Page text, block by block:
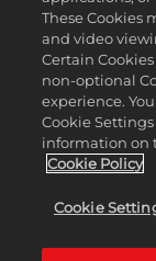
©2026 Gearbox
Gearbox. Gearbox,
of Gearbox
Take-Two
are the property of
ボーダーランズ・リ
イエンス・リサーチ財
These Cookies
and video
Certain
non-optional
experience.
Cookie
information on
Cookie Policy
Cookie